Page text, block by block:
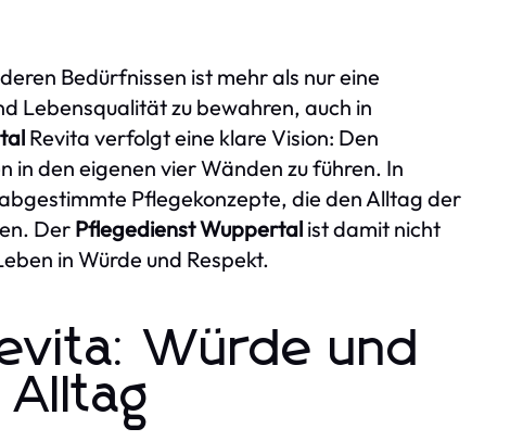
Bedürfnissen ist mehr als nur eine
Lebensqualität zu bewahren, auch in
Revita verfolgt eine klare Vision: Den
in den eigenen vier Wänden zu führen. In
Pflegekonzepte, die den Alltag der
Der Pflegedienst Wuppertal ist damit nicht
in Würde und Respekt.
Würde und
Alltag